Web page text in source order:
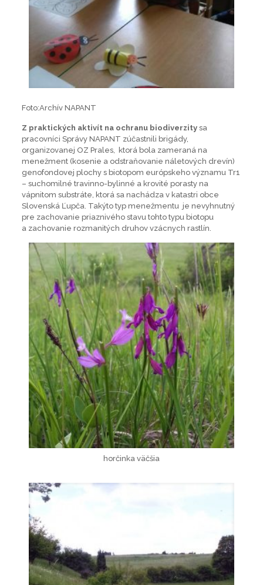
Foto:Archív NAPANT
Z praktických aktivít na ochranu biodiverzitysa
pracovníci Správy NAPANT zúčastnili brigády,
organizovanej OZ Prales, ktorá bola zameraná na
menežment (kosenie a odstraňovanie náletových drevín)
genofondovej plochy s biotopom európskeho významu Tr1
– suchomilné travinno-bylinné a krovité porasty na
vápnitom substráte, ktorá sa nachádza v katastri obce
Slovenská Ľupča. Takýto typ menežmentu je nevyhnutný
pre zachovanie priaznivého stavu tohto typu biotopu
a zachovanie rozmanitých druhov vzácnych rastlín.
horčinka väčšia